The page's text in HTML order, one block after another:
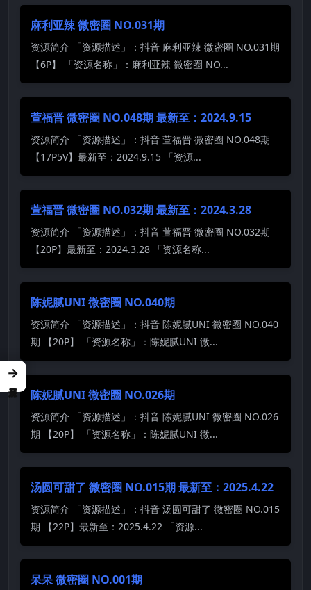
麻利亚辣 微密圈 NO.031期
资源简介 「资源描述」：抖音 麻利亚辣 微密圈 NO.031期
【6P】 「资源名称」：麻利亚辣 微密圈 NO...
萱福晋 微密圈 NO.048期 最新至：2024.9.15
资源简介 「资源描述」：抖音 萱福晋 微密圈 NO.048期
【17P5V】最新至：2024.9.15 「资源...
萱福晋 微密圈 NO.032期 最新至：2024.3.28
资源简介 「资源描述」：抖音 萱福晋 微密圈 NO.032期
【20P】最新至：2024.3.28 「资源名称...
陈妮腻UNI 微密圈 NO.040期
资源简介 「资源描述」：抖音 陈妮腻UNI 微密圈 NO.040
期 【20P】 「资源名称」：陈妮腻UNI 微...
陈妮腻UNI 微密圈 NO.026期
资源简介 「资源描述」：抖音 陈妮腻UNI 微密圈 NO.026
期 【20P】 「资源名称」：陈妮腻UNI 微...
汤圆可甜了 微密圈 NO.015期 最新至：2025.4.22
资源简介 「资源描述」：抖音 汤圆可甜了 微密圈 NO.015
期 【22P】最新至：2025.4.22 「资源...
呆呆 微密圈 NO.001期
→